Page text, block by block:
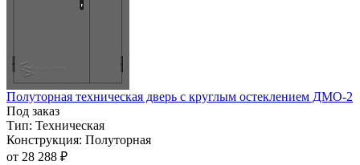
Полуторная техническая дверь с круглым остеклением ДМО-2
Под заказ
Тип: Техническая
Конструкция: Полуторная
от 28 288 ₽